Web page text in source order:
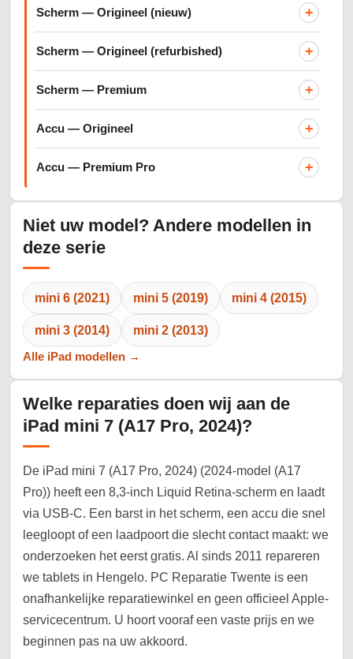
Scherm — Origineel (nieuw) +
Scherm — Origineel (refurbished) +
Scherm — Premium +
Accu — Origineel +
Accu — Premium Pro +
Niet uw model? Andere modellen in
deze serie
mini 6 (2021) mini 5 (2019) mini 4 (2015)
mini 3 (2014)
mini 2 (2013)
Alle iPad modellen →
Welke reparaties doen wij aan de
iPad mini 7 (A17 Pro, 2024)?
De iPad mini 7 (A17 Pro, 2024) (2024-model (A17
Pro)) heeft een 8,3-inch Liquid Retina-scherm en laadt
via USB-C. Een barst in het scherm, een accu die snel
leegloopt of een laadpoort die slecht contact maakt: we
onderzoeken het eerst gratis. Al sinds 2011 repareren
we tablets in Hengelo. PC Reparatie Twente is een
onafhankelijke reparatiewinkel en geen officieel Apple-
servicecentrum. U hoort vooraf een vaste prijs en we
beginnen pas na uw akkoord.